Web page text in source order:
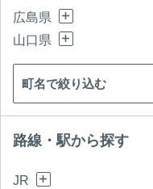
広島県
山口県
町名で絞り込む
路線・駅から探す
JR